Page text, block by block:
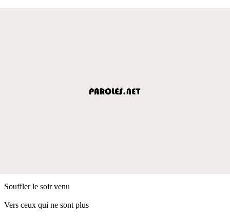
Souffler le soir venu
Vers ceux qui ne sont plus